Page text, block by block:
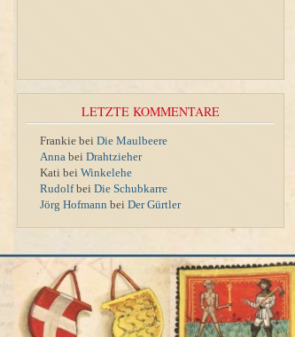
LETZTE KOMMENTARE
Frankie bei Die Maulbeere
Anna bei Drahtzieher
Kati bei Winkelehe
Rudolfbei Die Schubkarre
Jörg Hofmann bei Der Gürtler